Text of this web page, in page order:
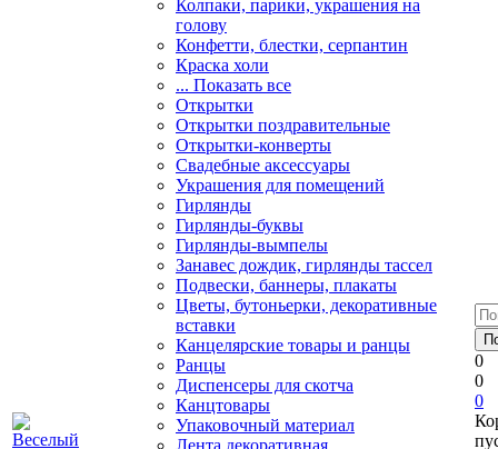
Колпаки, парики, украшения на
голову
Конфетти, блестки, серпантин
Краска холи
... Показать все
Открытки
Открытки поздравительные
Открытки-конверты
Свадебные аксессуары
Украшения для помещений
Гирлянды
Гирлянды-буквы
Гирлянды-вымпелы
Занавес дождик, гирлянды тассел
Подвески, баннеры, плакаты
Цветы, бутоньерки, декоративные
вставки
Канцелярские товары и ранцы
Ранцы
Диспенсеры для скотча
Канцтовары
Упаковочный материал
Лента декоративная
0
0
0